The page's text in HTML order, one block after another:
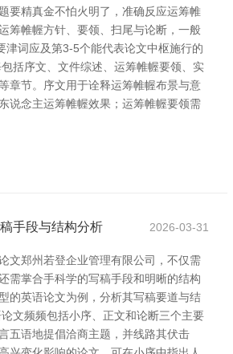
要精真金不怕火明了，准确反应运筹帷
筹帷幄方针、要领、扫尾与论断，一般
津词应及第3-5个能代表论文中枢施行的
括序文、文件综述、运筹帷幄要领、实
章节。序文用于诠释运筹帷幄布景与意
说念主运筹帷幄效果；运筹帷幄要领需
手段与结构分析 2026-03-31
文郑州若登企业管理有限公司，不仅需
需掌合手科学的写稿手段和明晰的结构
的英语论文为例，分析其写稿要道与结
文频频包括小序、正文和论断三个主要
五语地提倡洽商主题，并线路其伏击